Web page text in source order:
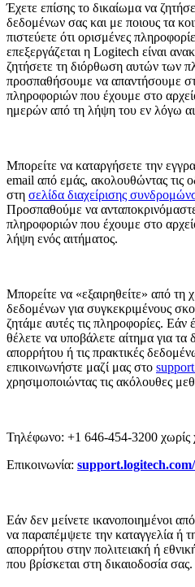
Έχετε επίσης το δικαίωμα να
δεδομένων σας και με ποιους τα
πιστεύετε ότι ορισμένες
επεξεργάζεται η Logitech είναι
ζητήσετε τη διόρθωση αυτών των
προσπαθήσουμε να απαντήσουμε
πληροφοριών που έχουμε στο
ημερών από τη λήψη του εν λόγω
Μπορείτε να καταργήσετε την
email από εμάς, ακολουθώντας τις
στη σελίδα διαχείρισης
Προσπαθούμε να
πληροφοριών που έχουμε στο
λήψη ενός αιτήματος.
Μπορείτε να «εξαιρηθείτε» από
δεδομένων για συγκεκριμένους
ζητάμε αυτές τις πληροφορίες. Εάν
θέλετε να υποβάλετε αίτημα για
απορρήτου ή τις πρακτικές
επικοινωνήστε μαζί μας στο
χρησιμοποιώντας τις ακόλουθες
Τηλέφωνο: +1 646-454-3200
Επικοινωνία:
Εάν δεν μείνετε ικανοποιημένοι
να παραπέμψετε την καταγγελία ή
απορρήτου στην πολιτειακή ή
που βρίσκεται στη δικαιοδοσία σας.